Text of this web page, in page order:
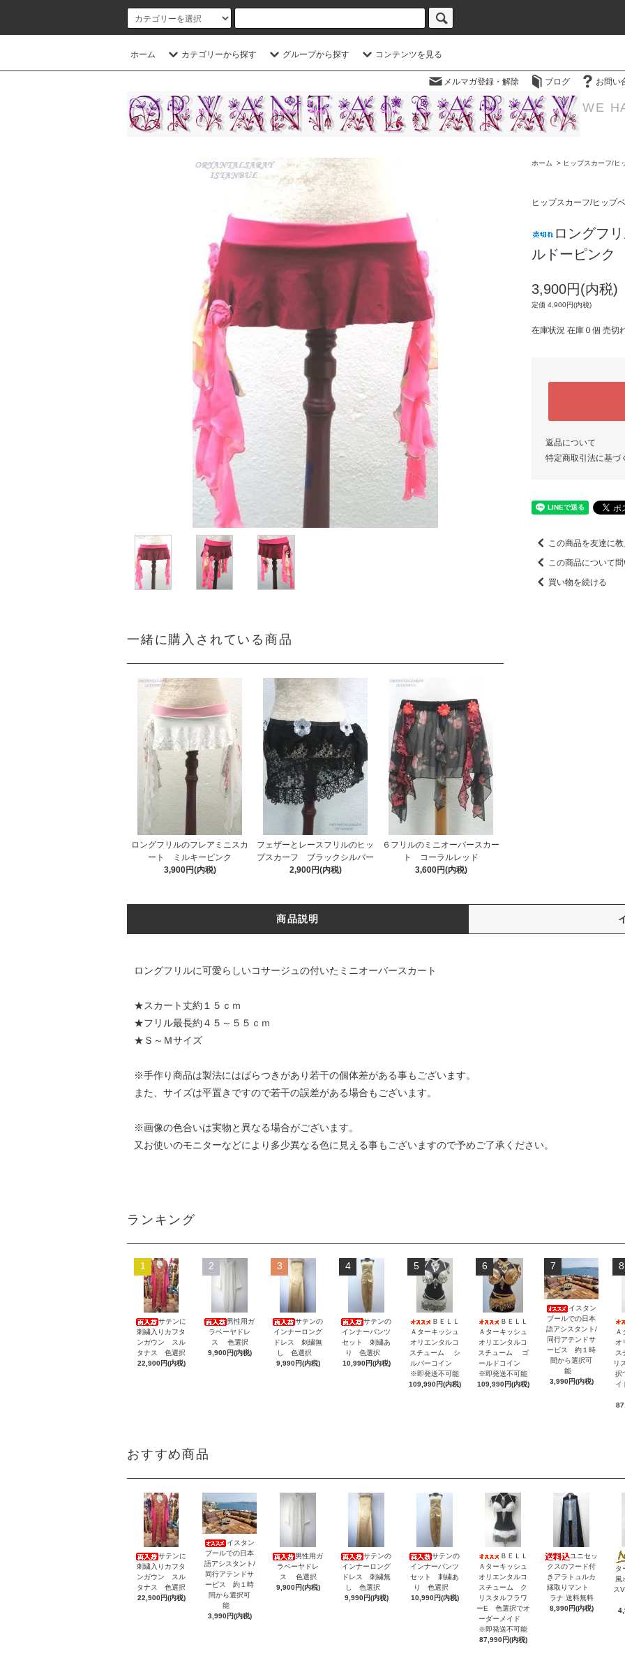
ホーム カテゴリーから探す グループから探す コンテンツを見る
メルマガ登録・解除 ブログ お問い
WE
一緒に購入されている商品
ロングフリルのフレアミニスカ
ート ミルキーピンク
3,900円(内税)
フェザーとレースフリルのヒッ
プスカーフ ブラックシルバー
2,900円(内税)
６フリルのミニオーバースカー
ト コーラルレッド
3,600円(内税)
ホーム > ヒップスカーフ/ヒ
ヒップスカーフ/ヒップ
ロングフ
ルドーピンク
3,900円(内税)
定価 4,900円(内税)
在庫状況 在庫０個 売切
返品について
特定商取引法に基づ
この商品を友達に
この商品について
買い物を続ける
商品説明
ロングフリルに可愛らしいコサージュの付いたミニオーバースカート
★スカート丈約１５ｃｍ
★フリル最長約４５～５５ｃｍ
★Ｓ～Ｍサイズ
※手作り商品は製法にはばらつきがあり若干の個体差がある事もございます。
また、サイズは平置きですので若干の誤差がある場合もございます。
※画像の色合いは実物と異なる場合がございます。
又お使いのモニターなどにより多少異なる色に見える事もございますので予めご了承ください。
ランキング
1
サテンに
刺繍入りカフタ
ンガウン スル
タナス 色選択
22,900円(内税)
2
男性用ガ
ラベーヤドレ
ス 色選択
9,900円(内税)
3
サテンの
インナーロング
ドレス 刺繍無
し 色選択
9,990円(内税)
4
サテンの
インナーパンツ
セット 刺繍あ
り 色選択
10,990円(内税)
5
ＢＥＬＬ
Ａターキッシュ
オリエンタルコ
スチューム シ
ルバーコイン
※即発送不可能
109,990円(内税)
6
ＢＥＬＬ
Ａターキッシュ
オリエンタルコ
スチューム ゴ
ールドコイン
※即発送不可能
109,990円(内税)
7
イスタン
ブールでの日本
語アシスタント/
同行アテンドサ
ービス 約１時
間から選択可
能
3,990円(内税)
8
Ａ
オ
ス
リ
択
おすすめ商品
サテンに
刺繍入りカフタ
ンガウン スル
タナス 色選択
22,900円(内税)
イスタン
ブールでの日本
語アシスタント/
同行アテンドサ
ービス 約１時
間から選択可
能
3,990円(内税)
男性用ガ
ラベーヤドレ
ス 色選択
9,900円(内税)
サテンの
インナーロング
ドレス 刺繍無
し 色選択
9,990円(内税)
サテンの
インナーパンツ
セット 刺繍あ
り 色選択
10,990円(内税)
ＢＥＬＬ
Ａターキッシュ
オリエンタルコ
スチューム ク
リスタルフラワ
ーE 色選択でオ
ーダーメイド
※即発送不可能
87,990円(内税)
ユニセッ
クスのフード付
きアラトュルカ
縁取りマント
ラナ 送料無料
8,990円(内税)
タ
風
ス